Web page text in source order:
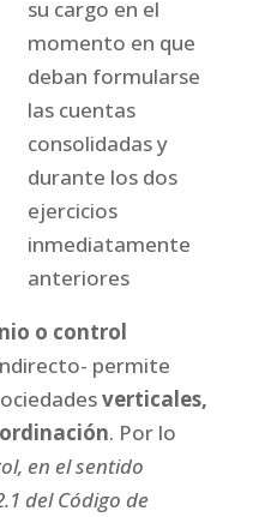
su cargo en el
momento en que
deban formularse
las cuentas
consolidadas y
durante los dos
ejercicios
inmediatamente
anteriores
o control
permite
verticales,
. Por lo
en el sentido
del Código de